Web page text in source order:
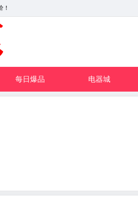
！
每日爆品 电器城